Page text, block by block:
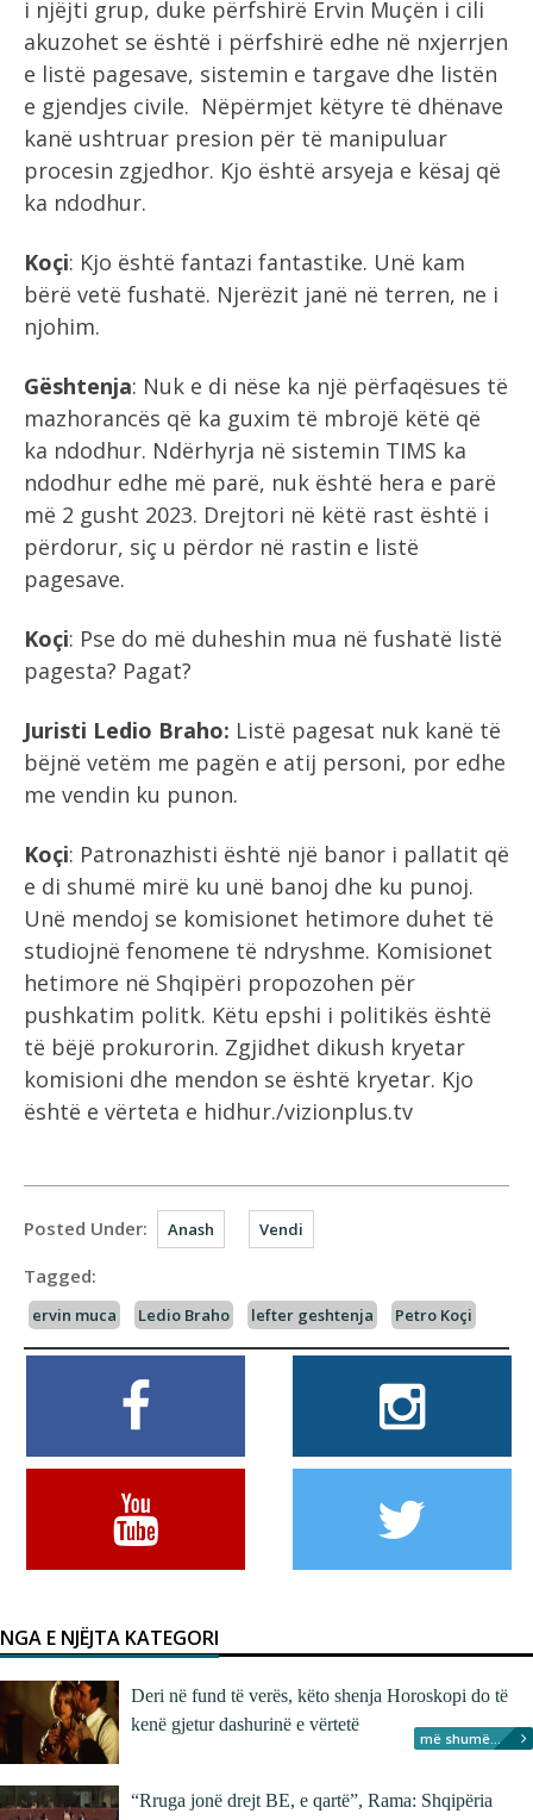
i njëjti grup, duke përfshirë Ervin Muçën i cili
akuzohet se është i përfshirë edhe në nxjerrjen
e listë pagesave, sistemin e targave dhe listën
e gjendjes civile. Nëpërmjet këtyre të dhënave
kanë ushtruar presion për të manipuluar
procesin zgjedhor. Kjo është arsyeja e kësaj që
ka ndodhur.
Koçi: Kjo është fantazi fantastike. Unë kam
bërë vetë fushatë. Njerëzit janë në terren, ne i
njohim.
Gështenja: Nuk e di nëse ka një përfaqësues të
mazhorancës që ka guxim të mbrojë këtë që
ka ndodhur. Ndërhyrja në sistemin TIMS ka
ndodhur edhe më parë, nuk është hera e parë
më 2 gusht 2023. Drejtori në këtë rast është i
përdorur, siç u përdor në rastin e listë
pagesave.
Koçi: Pse do më duheshin mua në fushatë listë
pagesta? Pagat?
Juristi Ledio Braho: Listë pagesat nuk kanë të
bëjnë vetëm me pagën e atij personi, por edhe
me vendin ku punon.
Koçi: Patronazhisti është një banor i pallatit që
e di shumë mirë ku unë banoj dhe ku punoj.
Unë mendoj se komisionet hetimore duhet të
studiojnë fenomene të ndryshme. Komisionet
hetimore në Shqipëri propozohen për
pushkatim politk. Këtu epshi i politikës është
të bëjë prokurorin. Zgjidhet dikush kryetar
komisioni dhe mendon se është kryetar. Kjo
është e vërteta e hidhur./vizionplus.tv
Posted Under: Anash Vendi
Tagged:
ervin muca Ledio Braho lefter geshtenja Petro Koçi
NGA E NJËJTA KATEGORI
Deri në fund të verës, këto shenja Horoskopi do të
kenë gjetur dashurinë e vërtetë
më shumë...
“Rruga jonë drejt BE, e qartë”, Rama: Shqipëria